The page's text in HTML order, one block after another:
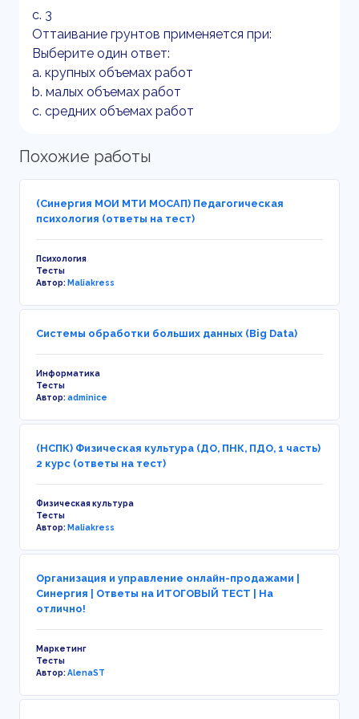
c. 3
Оттаивание грунтов применяется при:
Выберите один ответ:
a. крупных объемах работ
b. малых объемах работ
c. средних объемах работ
Похожие работы
(Синергия МОИ МТИ МОСАП) Педагогическая
психология (ответы на тест)
Психология
Тесты
Автор:Maliakress
Системы обработки больших данных (Big Data)
Информатика
Тесты
Автор:adminice
(НСПК) Физическая культура (ДО, ПНК, ПДО, 1 часть)
2 курс (ответы на тест)
Физическая культура
Тесты
Автор:Maliakress
Организация и управление онлайн-продажами |
Синергия | Ответы на ИТОГОВЫЙ ТЕСТ | На
отлично!
Маркетинг
Тесты
Автор:AlenaST